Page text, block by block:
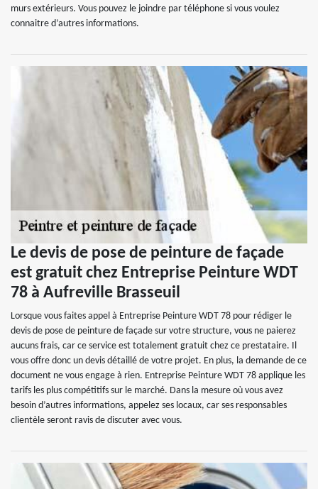
murs extérieurs. Vous pouvez le joindre par téléphone si vous voulez
connaitre d’autres informations.
Le devis de pose de peinture de façade
est gratuit chez Entreprise Peinture WDT
78 à Aufreville Brasseuil
Lorsque vous faites appel à Entreprise Peinture WDT 78 pour rédiger le
devis de pose de peinture de façade sur votre structure, vous ne paierez
aucuns frais, car ce service est totalement gratuit chez ce prestataire. Il
vous offre donc un devis détaillé de votre projet. En plus, la demande de ce
document ne vous engage à rien. Entreprise Peinture WDT 78 applique les
tarifs les plus compétitifs sur le marché. Dans la mesure où vous avez
besoin d’autres informations, appelez ses locaux, car ses responsables
clientèle seront ravis de discuter avec vous.